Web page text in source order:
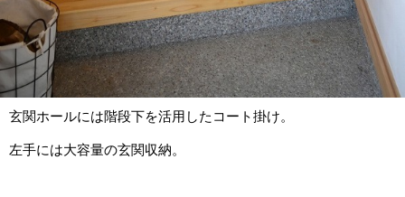
玄関ホールには階段下を活用したコート掛け。
左手には大容量の玄関収納。